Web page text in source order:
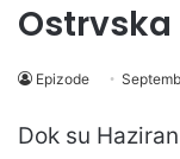
Ostrvska
Epizode
Dok su